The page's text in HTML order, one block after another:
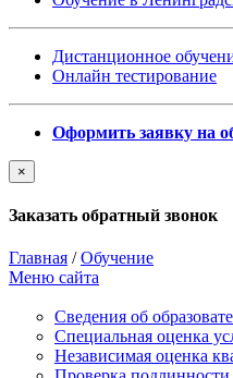
Дистанционное
Онлайн тестирование
Оформить заявку на
×
Заказать обратный звонок
Главная /Обучение
Меню сайта
Сведения об
Cпециальная оценка
Независимая оценка